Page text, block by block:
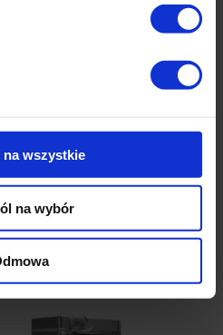
na wszystkie
na wybór
Grogu (The Child) z serii
STAR WARS od DISNEY
dostępności